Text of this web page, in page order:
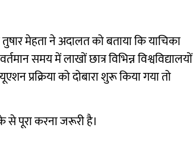
मेहता ने अदालत को बताया कि याचिका
समय में लाखों छात्र विभिन्न विश्वविद्यालयों
प्रक्रिया को दोबारा शुरू किया गया तो
से पूरा करना जरूरी है।